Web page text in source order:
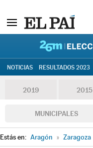
NOTICIAS RESULTADOS 2023
2019 2015
MUNICIPALES
Estás en: Aragón » Zaragoza